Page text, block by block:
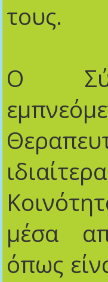
τους.
Ο
μέσα
όπως